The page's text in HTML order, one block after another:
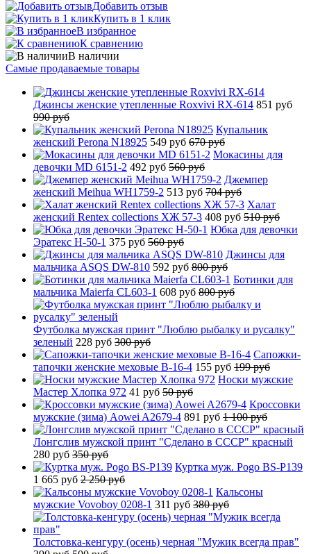
Добавить отзыв
Купить в 1 клик
В избранное
К сравнению
В наличии
Самые продаваемые товары
Джинсы женские утепленные Roxvivi RX-614 851 руб
990 руб
Купальник
женский Perona N18925 549 руб 670 руб
Мокасины для
девочки MD 6151-2 492 руб 560 руб
Джемпер
женский Meihua WH1759-2 513 руб 704 руб
Халат
женский Rentex collections ХЖ 57-3 408 руб 510 руб
Юбка для девочки
Эратекс H-50-1 375 руб 560 руб
Джинсы для
мальчика ASQS DW-810 592 руб 800 руб
Ботинки для
мальчика Maierfa CL603-1 608 руб 800 руб
Футболка мужская принт "Люблю рыбалку и русалку"
зеленый 228 руб 300 руб
Сапожки-
тапочки женские меховые B-16-4 155 руб 199 руб
Носки мужские
Мастер Хлопка 972 41 руб 50 руб
Кроссовки
мужские (зима) Aowei A2679-4 891 руб 1 100 руб
Лонгслив мужской принт "Сделано в СССР" красный
280 руб 350 руб
Куртка муж. Pogo BS-P139
1 665 руб 2 250 руб
Кальсоны
мужские Vovoboy 0208-1 311 руб 380 руб
Толстовка-кенгуру (осень) черная "Мужик всегда прав"